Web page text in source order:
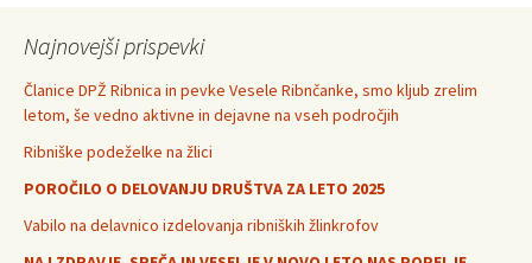
Najnovejši prispevki
Članice DPŽ Ribnica in pevke Vesele Ribnčanke, smo kljub zrelim
letom, še vedno aktivne in dejavne na vseh področjih
Ribniške podeželke na žlici
POROČILO O DELOVANJU DRUŠTVA ZA LETO 2025
Vabilo na delavnico izdelovanja ribniških žlinkrofov